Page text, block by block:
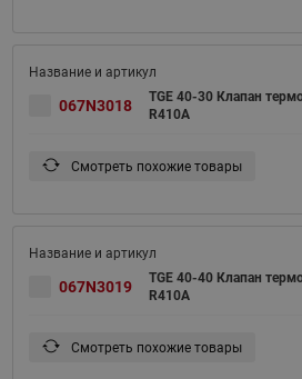
067N3018
TGE 40-30 Клапан
R410A
Смотреть похожие товары
067N3019
TGE 40-40 Клапан
R410A
Смотреть похожие товары